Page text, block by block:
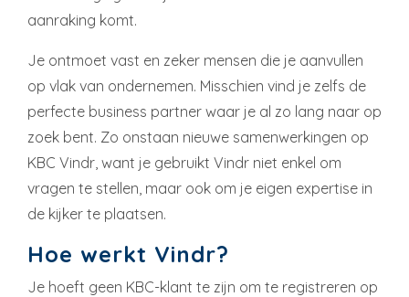
aanraking komt.
Je ontmoet vast en zeker mensen die je aanvullen
op vlak van ondernemen. Misschien vind je zelfs de
perfecte business partner waar je al zo lang naar op
zoek bent. Zo onstaan nieuwe samenwerkingen op
KBC Vindr, want je gebruikt Vindr niet enkel om
vragen te stellen, maar ook om je eigen expertise in
de kijker te plaatsen.
Hoe werkt Vindr?
Je hoeft geen KBC-klant te zijn om te registreren op